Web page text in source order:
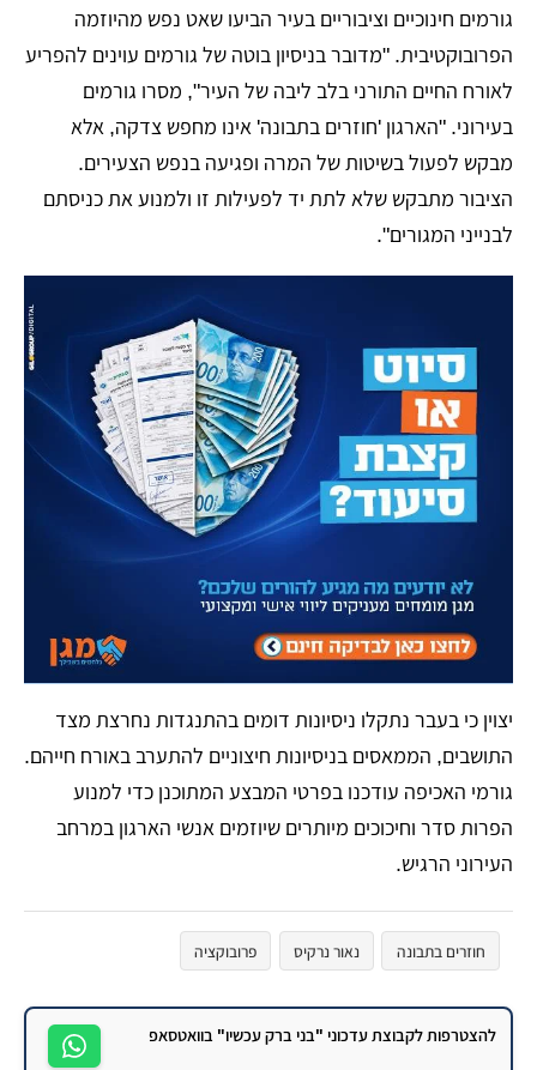
​גורמים חינוכיים וציבוריים בעיר הביעו שאט נפש מהיוזמה
הפרובוקטיבית. "מדובר בניסיון בוטה של גורמים עוינים להפריע
לאורח החיים התורני בלב ליבה של העיר", מסרו גורמים
בעירוני. "הארגון 'חוזרים בתבונה' אינו מחפש צדקה, אלא
מבקש לפעול בשיטות של המרה ופגיעה בנפש הצעירים.
הציבור מתבקש שלא לתת יד לפעילות זו ולמנוע את כניסתם
לבנייני המגורים".
​יצוין כי בעבר נתקלו ניסיונות דומים בהתנגדות נחרצת מצד
התושבים, הממאסים בניסיונות חיצוניים להתערב באורח חייהם.
גורמי האכיפה עודכנו בפרטי המבצע המתוכנן כדי למנוע
הפרות סדר וחיכוכים מיותרים שיוזמים אנשי הארגון במרחב
העירוני הרגיש.
חוזרים בתבונה נאור נרקיס פרובוקציה
להצטרפות לקבוצת עדכוני "בני ברק עכשיו" בוואטסאפ